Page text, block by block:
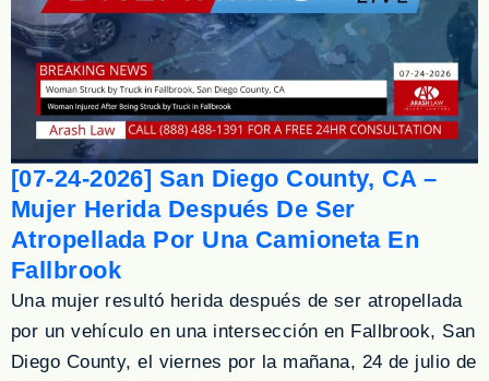
[07-24-2026] San Diego County, CA –
Mujer Herida Después De Ser
Atropellada Por Una Camioneta En
Fallbrook
Una mujer resultó herida después de ser atropellada
por un vehículo en una intersección en Fallbrook, San
Diego County, el viernes por la mañana, 24 de julio de